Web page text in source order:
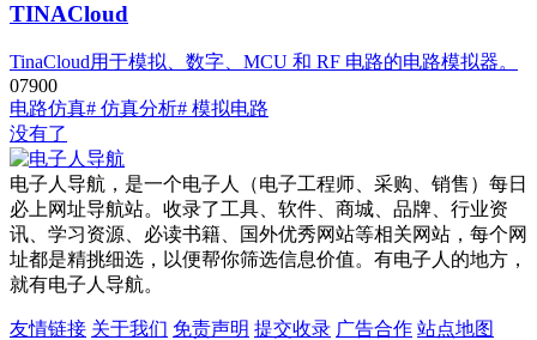
TINACloud
TinaCloud用于模拟、数字、MCU 和 RF 电路的电路模拟器。
07900
电路仿真# 仿真分析# 模拟电路
没有了
电子人导航，是一个电子人（电子工程师、采购、销售）每日
必上网址导航站。收录了工具、软件、商城、品牌、行业资
讯、学习资源、必读书籍、国外优秀网站等相关网站，每个网
址都是精挑细选，以便帮你筛选信息价值。有电子人的地方，
就有电子人导航。
友情链接 关于我们 免责声明 提交收录 广告合作 站点地图